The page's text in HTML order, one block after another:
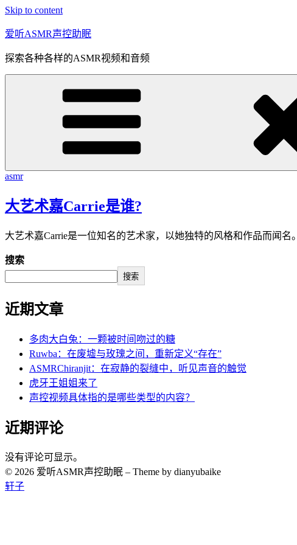
Skip to content
爱听ASMR声控助眠
探索各种各样的ASMR视频和音频
asmr
大艺术嘉Carrie是谁?
大艺术嘉Carrie是一位知名的艺术家，以她独特的风格和作品而闻名。
搜索
搜索
近期文章
多肉大白兔：一颗被时间吻过的糖
Ruwba：在废墟与玫瑰之间，重新定义“存在”
ASMRChiranjit：在寂静的裂缝中，听见声音的触觉
虎牙王姐姐来了
声控视频具体指的是哪些类型的内容？
近期评论
没有评论可显示。
© 2026 爱听ASMR声控助眠 – Theme by dianyubaike
轩子